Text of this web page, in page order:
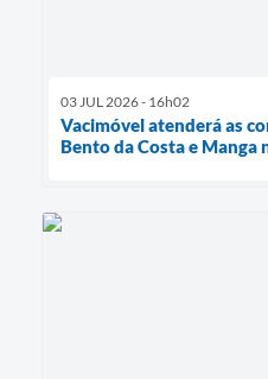
03 JUL 2026 - 16h02
Vacimóvel atenderá as
Bento da Costa e Manga